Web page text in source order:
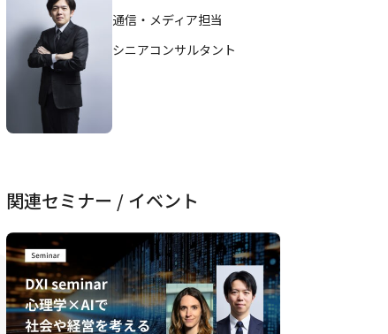
通信・メディア担当
シニアコンサルタント
関連セミナー / イベント